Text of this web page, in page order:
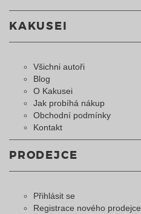
KAKUSEI
Všichni autoři
Blog
O Kakusei
Jak probíhá nákup
Obchodní podmínky
Kontakt
PRODEJCE
Přihlásit se
Registrace nového prodejce